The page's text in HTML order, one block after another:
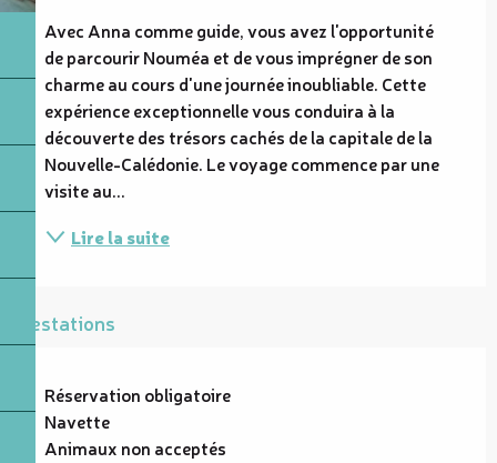
Avec Anna comme guide, vous avez l'opportunité
de parcourir Nouméa et de vous imprégner de son
charme au cours d'une journée inoubliable. Cette
expérience exceptionnelle vous conduira à la
découverte des trésors cachés de la capitale de la
Nouvelle-Calédonie. Le voyage commence par une
visite au...
Lire la suite
Prestations
Réservation obligatoire
Navette
Animaux non acceptés